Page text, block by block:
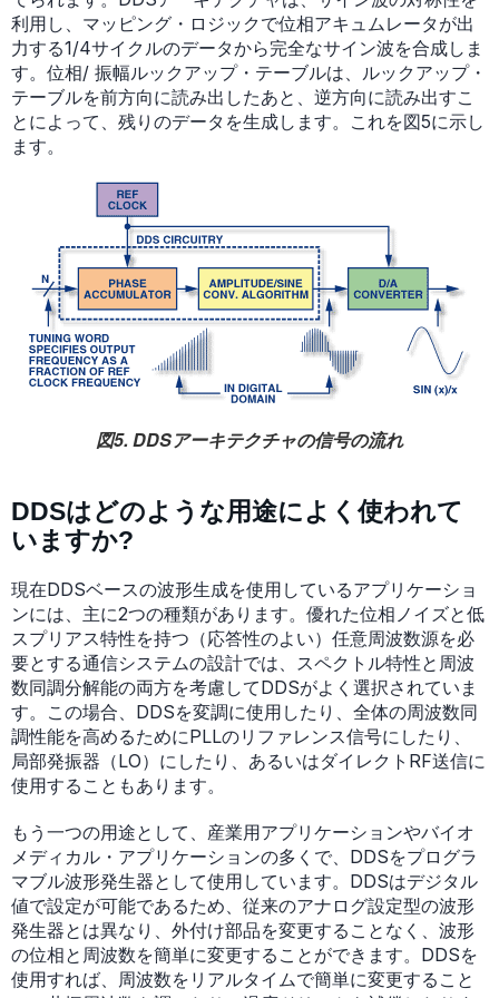
利用し、マッピング・ロジックで位相アキュムレータが出
力する1/4サイクルのデータから完全なサイン波を合成しま
す。位相/ 振幅ルックアップ・テーブルは、ルックアップ・
テーブルを前方向に読み出したあと、逆方向に読み出すこ
とによって、残りのデータを生成します。これを図5に示し
ます。
図5. DDSアーキテクチャの信号の流れ
DDSはどのような用途によく使われて
いますか?
現在DDSベースの波形生成を使用しているアプリケーショ
ンには、主に2つの種類があります。優れた位相ノイズと低
スプリアス特性を持つ（応答性のよい）任意周波数源を必
要とする通信システムの設計では、スペクトル特性と周波
数同調分解能の両方を考慮してDDSがよく選択されていま
す。この場合、DDSを変調に使用したり、全体の周波数同
調性能を高めるためにPLLのリファレンス信号にしたり、
局部発振器（LO）にしたり、あるいはダイレクトRF送信に
使用することもあります。
もう一つの用途として、産業用アプリケーションやバイオ
メディカル・アプリケーションの多くで、DDSをプログラ
マブル波形発生器として使用しています。DDSはデジタル
値で設定が可能であるため、従来のアナログ設定型の波形
発生器とは異なり、外付け部品を変更することなく、波形
の位相と周波数を簡単に変更することができます。DDSを
使用すれば、周波数をリアルタイムで簡単に変更すること